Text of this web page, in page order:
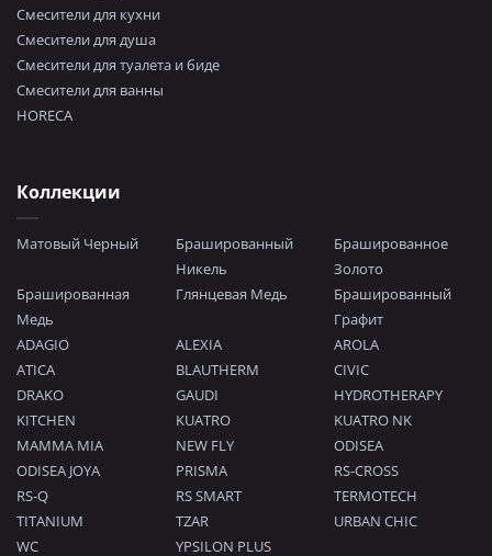
Смесители для кухни
Смесители для душа
Смесители для туалета и биде
Смесители для ванны
HORECA
Коллекции
Матовый Черный
Брашированный
Никель
Брашированное
Золото
Брашированная
Медь
Глянцевая Медь
Брашированный
Графит
ADAGIO
ALEXIA
AROLA
ATICA
BLAUTHERM
CIVIC
DRAKO
GAUDI
HYDROTHERAPY
KITCHEN
KUATRO
KUATRO NK
MAMMA MIA
NEW FLY
ODISEA
ODISEA JOYA
PRISMA
RS-CROSS
RS-Q
RS SMART
TERMOTECH
TITANIUM
TZAR
URBAN CHIC
WC
YPSILON PLUS